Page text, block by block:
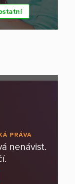
PRÁVA
nenávist.